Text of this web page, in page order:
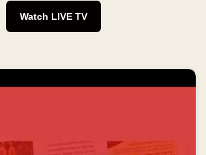
Watch LIVE TV